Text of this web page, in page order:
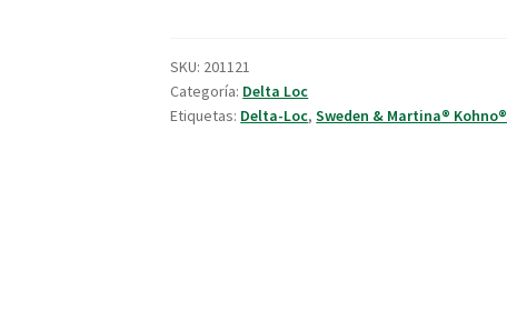
SKU: 201121
Categoría: Delta Loc
Etiquetas: Delta-Loc,Sweden & Martina® Kohno®